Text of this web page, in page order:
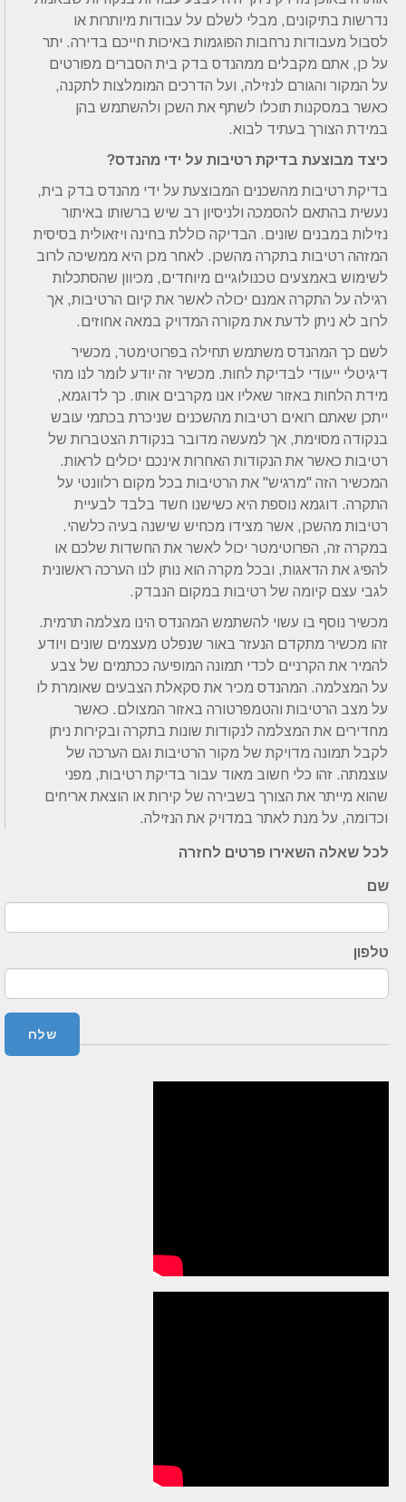
נדרשות בתיקונים, מבלי לשלם על עבודות מיותרות או
לסבול מעבודות נרחבות הפוגמות באיכות חייכם בדירה. יתר
על כן, אתם מקבלים ממהנדס בדק בית הסברים מפורטים
על המקור והגורם לנזילה, ועל הדרכים המומלצות לתקנה,
כאשר במסקנות תוכלו לשתף את השכן ולהשתמש בהן
במידת הצורך בעתיד לבוא.
כיצד מבוצעת בדיקת רטיבות על ידי מהנדס?
בדיקת רטיבות מהשכנים המבוצעת על ידי מהנדס בדק בית,
נעשית בהתאם להסמכה ולניסיון רב שיש ברשותו באיתור
נזילות במבנים שונים. הבדיקה כוללת בחינה ויזאולית בסיסית
המזהה רטיבות בתקרה מהשכן. לאחר מכן היא ממשיכה לרוב
לשימוש באמצעים טכנולוגיים מיוחדים, מכיוון שהסתכלות
רגילה על התקרה אמנם יכולה לאשר את קיום הרטיבות, אך
לרוב לא ניתן לדעת את מקורה המדויק במאה אחוזים.
לשם כך המהנדס משתמש תחילה בפרוטימטר, מכשיר
דיגיטלי ייעודי לבדיקת לחות. מכשיר זה יודע לומר לנו מהי
מידת הלחות באזור שאליו אנו מקרבים אותו. כך לדוגמא,
ייתכן שאתם רואים רטיבות מהשכנים שניכרת בכתמי עובש
בנקודה מסוימת, אך למעשה מדובר בנקודת הצטברות של
רטיבות כאשר את הנקודות האחרות אינכם יכולים לראות.
המכשיר הזה "מרגיש" את הרטיבות בכל מקום רלוונטי על
התקרה. דוגמא נוספת היא כשישנו חשד בלבד לבעיית
רטיבות מהשכן, אשר מצידו מכחיש שישנה בעיה כלשהי.
במקרה זה, הפרוטימטר יכול לאשר את החשדות שלכם או
להפיג את הדאגות, ובכל מקרה הוא נותן לנו הערכה ראשונית
לגבי עצם קיומה של רטיבות במקום הנבדק.
מכשיר נוסף בו עשוי להשתמש המהנדס הינו מצלמה תרמית.
זהו מכשיר מתקדם הנעזר באור שנפלט מעצמים שונים ויודע
להמיר את הקרניים לכדי תמונה המופיעה ככתמים של צבע
על המצלמה. המהנדס מכיר את סקאלת הצבעים שאומרת לו
על מצב הרטיבות והטמפרטורה באזור המצולם. כאשר
מחדירים את המצלמה לנקודות שונות בתקרה ובקירות ניתן
לקבל תמונה מדויקת של מקור הרטיבות וגם הערכה של
עוצמתה. זהו כלי חשוב מאוד עבור בדיקת רטיבות, מפני
שהוא מייתר את הצורך בשבירה של קירות או הוצאת אריחים
וכדומה, על מנת לאתר במדויק את הנזילה.
לכל שאלה השאירו פרטים לחזרה
שם
טלפון